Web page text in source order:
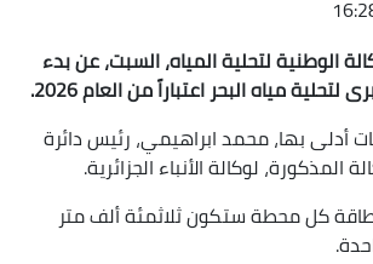
لتحلية المياه، السبت، عن بدء
مياه البحر اعتباراً من العام 2026.
بها، محمد ابراهيمي، رئيس دائرة
المذكورة، لوكالة الأنباء الجزائرية.
كل محطة ستكون ثلاثمئة ألف متر